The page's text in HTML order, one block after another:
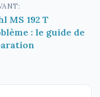
MS 192 T
: le guide de